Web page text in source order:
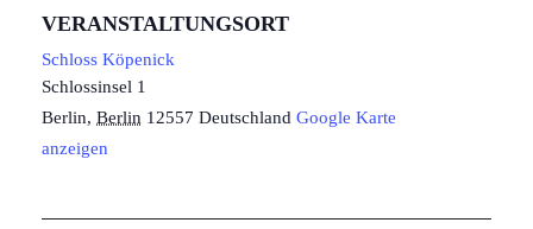
VERANSTALTUNGSORT
Schloss Köpenick
Schlossinsel 1
Berlin, Berlin 12557 Deutschland Google Karte
anzeigen